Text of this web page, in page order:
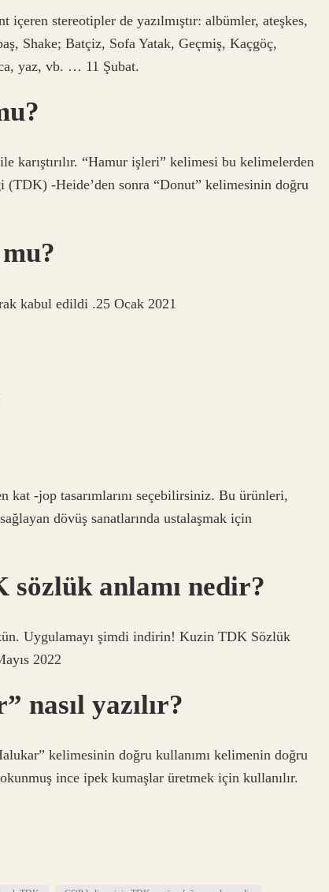
stereotipler de yazılmıştır: albümler, ateşkes,
Shake; Batçiz, Sofa Yatak, Geçmiş, Kaçgöç,
yaz, vb. … 11 Şubat.
karıştırılır. “Hamur işleri” kelimesi bu kelimelerden
-Heide’den sonra “Donut” kelimesinin doğru
kabul edildi .25 Ocak 2021
kat -jop tasarımlarını seçebilirsiniz. Bu ürünleri,
dövüş sanatlarında ustalaşmak için
anlamı nedir?
Uygulamayı şimdi indirin! Kuzin TDK Sözlük
2022
nasıl yazılır?
kelimesinin doğru kullanımı kelimenin doğru
ince ipek kumaşlar üretmek için kullanılır.